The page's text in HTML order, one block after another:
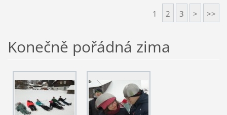
1 2 3 > >>
Konečně pořádná zima